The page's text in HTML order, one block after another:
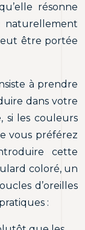
résonne
naturellement
être portée
à prendre
dans votre
si les couleurs
vous préférez
cette
coloré, un
d’oreilles
: